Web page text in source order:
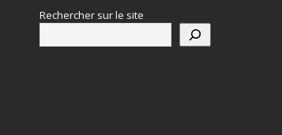
Rechercher sur le site